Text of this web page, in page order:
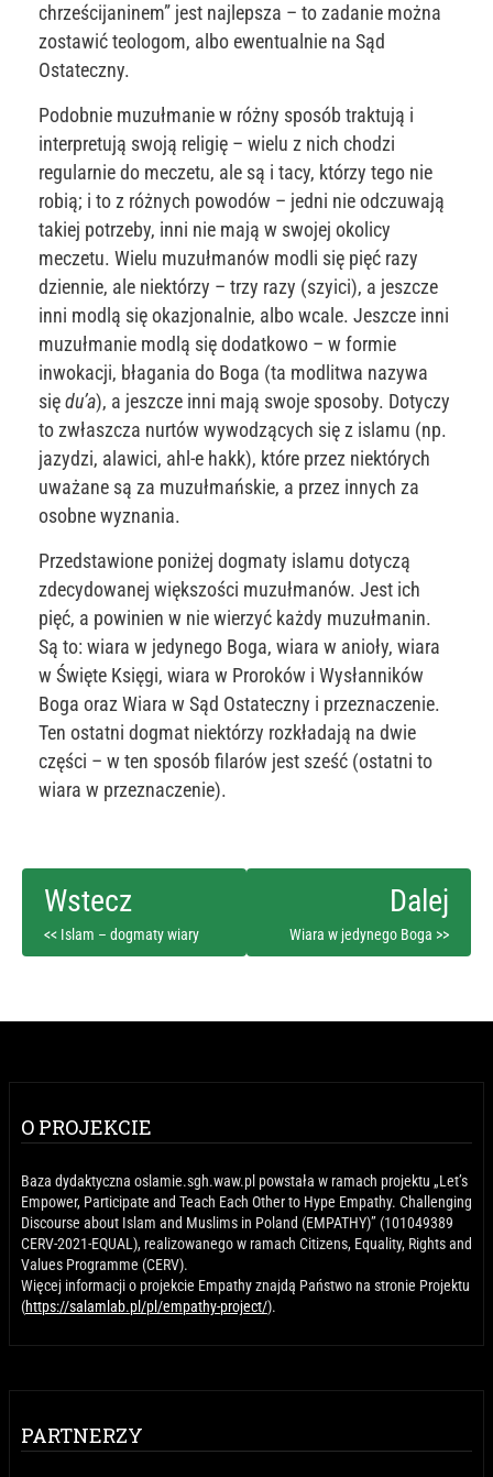
chrześcijaninem” jest najlepsza – to zadanie można
zostawić teologom, albo ewentualnie na Sąd
Ostateczny.
Podobnie muzułmanie w różny sposób traktują i
interpretują swoją religię – wielu z nich chodzi
regularnie do meczetu, ale są i tacy, którzy tego nie
robią; i to z różnych powodów – jedni nie odczuwają
takiej potrzeby, inni nie mają w swojej okolicy
meczetu. Wielu muzułmanów modli się pięć razy
dziennie, ale niektórzy – trzy razy (szyici), a jeszcze
inni modlą się okazjonalnie, albo wcale. Jeszcze inni
muzułmanie modlą się dodatkowo – w formie
inwokacji, błagania do Boga (ta modlitwa nazywa
siędu’a), a jeszcze inni mają swoje sposoby. Dotyczy
to zwłaszcza nurtów wywodzących się z islamu (np.
jazydzi, alawici, ahl-e hakk), które przez niektórych
uważane są za muzułmańskie, a przez innych za
osobne wyznania.
Przedstawione poniżej dogmaty islamu dotyczą
zdecydowanej większości muzułmanów. Jest ich
pięć, a powinien w nie wierzyć każdy muzułmanin.
Są to: wiara w jedynego Boga, wiara w anioły, wiara
w Święte Księgi, wiara w Proroków i Wysłanników
Boga oraz Wiara w Sąd Ostateczny i przeznaczenie.
Ten ostatni dogmat niektórzy rozkładają na dwie
części – w ten sposób filarów jest sześć (ostatni to
wiara w przeznaczenie).
<< Islam – dogmaty wiary Wiara w jedynego Boga >>
O PROJEKCIE
Baza dydaktyczna oslamie.sgh.waw.pl powstała w ramach projektu „Let’s
Empower, Participate and Teach Each Other to Hype Empathy. Challenging
Discourse about Islam and Muslims in Poland (EMPATHY)” (101049389
CERV-2021-EQUAL), realizowanego w ramach Citizens, Equality, Rights and
Values Programme (CERV).
Więcej informacji o projekcie Empathy znajdą Państwo na stronie Projektu
(https://salamlab.pl/pl/empathy-project/).
PARTNERZY